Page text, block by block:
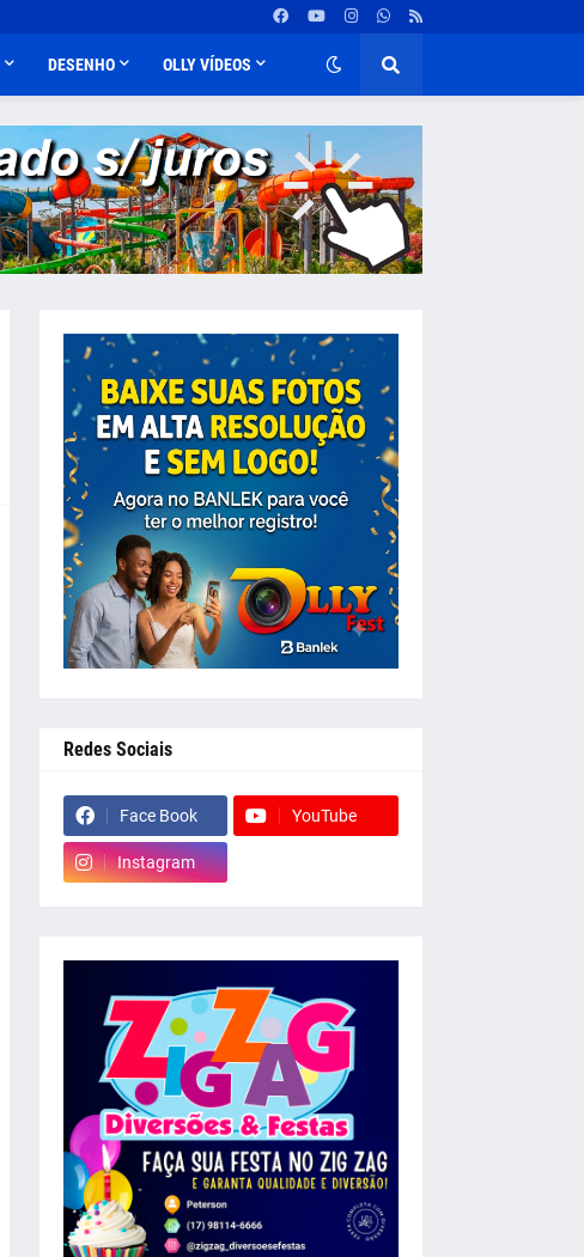
DESENHO OLLY VÍDEOS
Redes Sociais
Face Book YouTube
Instagram